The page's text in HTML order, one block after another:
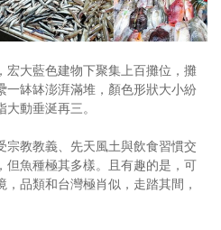
宏大藍色建物下聚集上百攤位，攤
一缽缽澎湃滿堆，顏色形狀大小紛
動垂涎再三。
教教義、先天風土與飲食習慣交
但魚種極其多樣。且有趣的是，可
品類和台灣極肖似，走踏其間，